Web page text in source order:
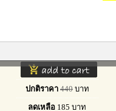
ปกติราคา 440 บาท
ลดเหลือ 185 บาท